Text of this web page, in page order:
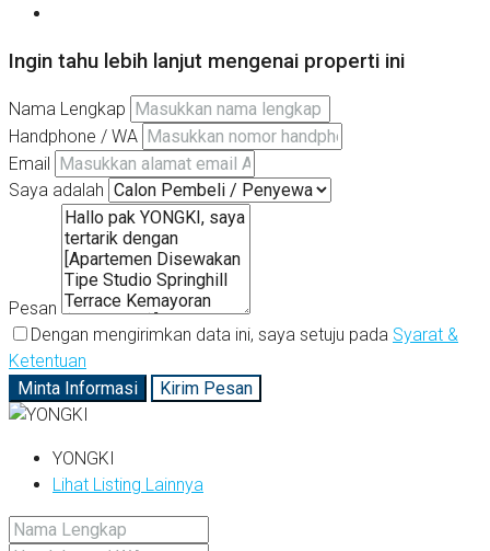
Ingin tahu lebih lanjut mengenai properti ini
Nama Lengkap
Handphone / WA
Email
Saya adalah
Pesan
Dengan mengirimkan data ini, saya setuju pada Syarat &
Ketentuan
Minta Informasi
Kirim Pesan
YONGKI
Lihat Listing Lainnya